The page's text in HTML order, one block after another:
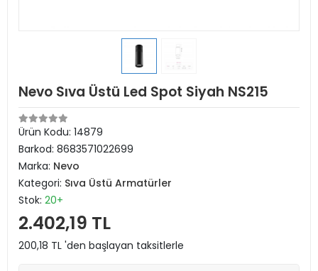
Nevo Sıva Üstü Led Spot Siyah NS215
Ürün Kodu: 14879
Barkod: 8683571022699
Marka: Nevo
Kategori: Sıva Üstü Armatürler
Stok: 20+
2.402,19 TL
200,18 TL 'den başlayan taksitlerle